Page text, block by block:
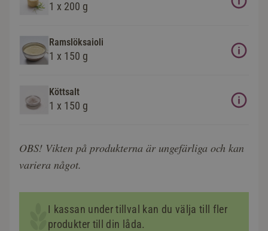
1 x 200 g
Ramslöksaioli
1 x 150 g
Köttsalt
1 x 150 g
OBS! Vikten på produkterna är ungefärliga och kan
variera något.
I kassan under tillval kan du välja till fler
produkter till din låda.